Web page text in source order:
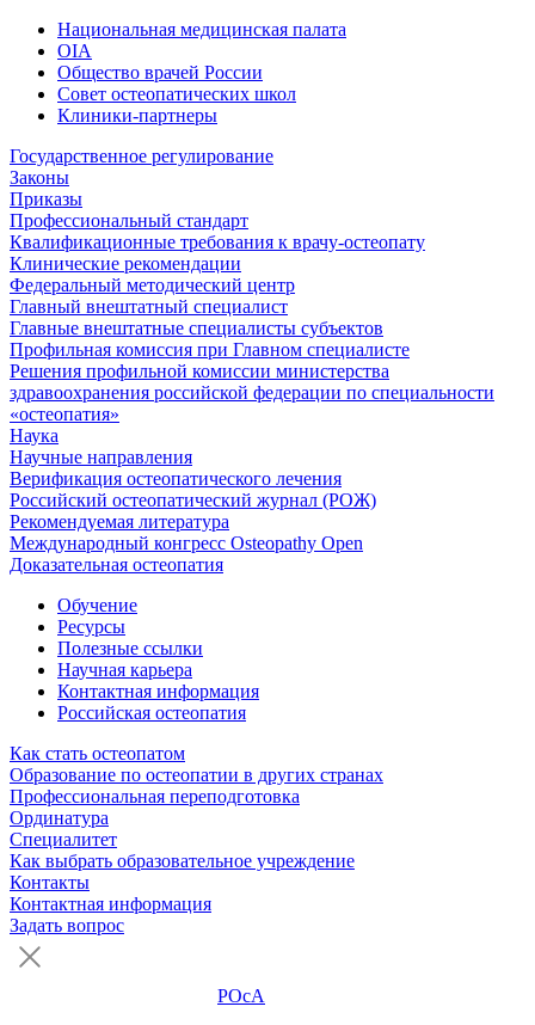
Национальная медицинская палата
OIA
Общество врачей России
Совет остеопатических школ
Клиники-партнеры
Государственное регулирование
Законы
Приказы
Профессиональный стандарт
Квалификационные требования к врачу-остеопату
Клинические рекомендации
Федеральный методический центр
Главный внештатный специалист
Главные внештатные специалисты субъектов
Профильная комиссия при Главном специалисте
Решения профильной комиссии министерства
здравоохранения российской федерации по специальности
«остеопатия»
Наука
Научные направления
Верификация остеопатического лечения
Российский остеопатический журнал (РОЖ)
Рекомендуемая литература
Международный конгресс Osteopathy Open
Доказательная остеопатия
Обучение
Ресурсы
Полезные ссылки
Научная карьера
Контактная информация
Российская остеопатия
Как стать остеопатом
Образование по остеопатии в других странах
Профессиональная переподготовка
Ординатура
Специалитет
Как выбрать образовательное учреждение
Контакты
Контактная информация
Задать вопрос
РОсА